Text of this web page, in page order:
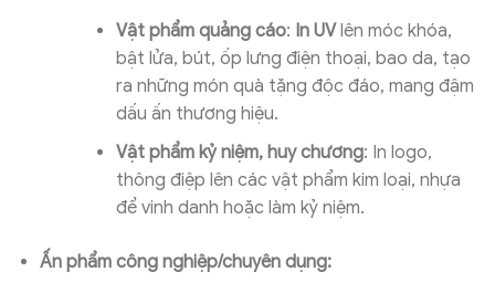
Vật phẩm quảng cáo: In UVlên móc khóa,
bật lửa, bút, ốp lưng điện thoại, bao da, tạo
ra những món quà tặng độc đáo, mang đậm
dấu ấn thương hiệu.
Vật phẩm kỷ niệm, huy chương: In logo,
thông điệp lên các vật phẩm kim loại, nhựa
để vinh danh hoặc làm kỷ niệm.
Ấn phẩm công nghiệp/chuyên dụng: